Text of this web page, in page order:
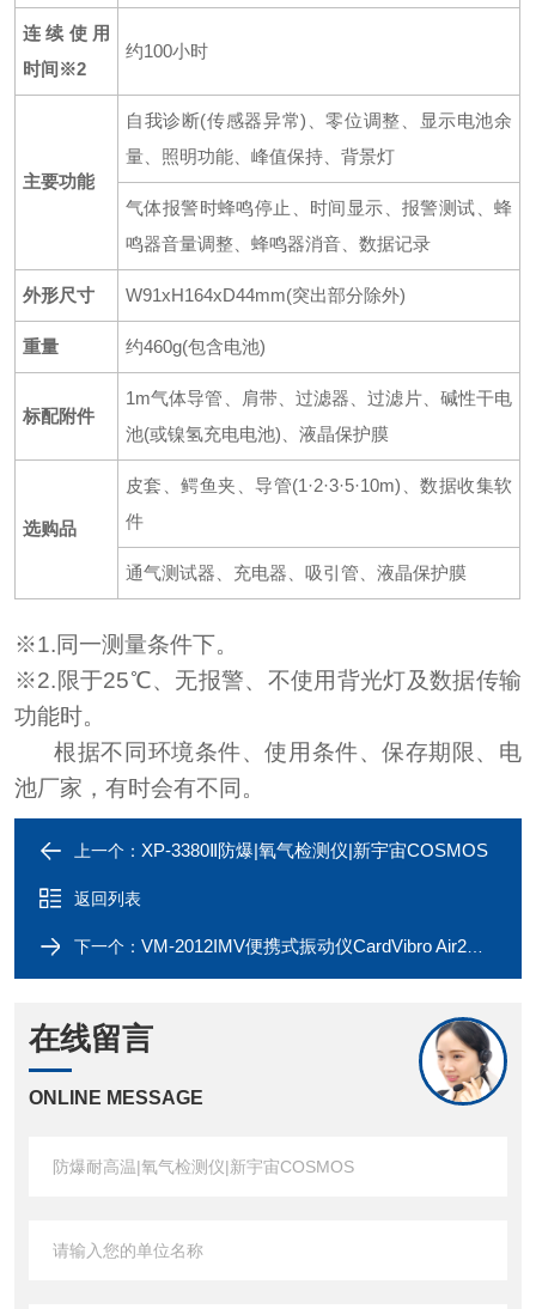
连续使用
时间※2
约100小时
主要功能
自我诊断(传感器异常)、零位调整、显示电池余
量、照明功能、峰值保持、背景灯
气体报警时蜂鸣停止、时间显示、报警测试、蜂
鸣器音量调整、蜂鸣器消音、数据记录
外形尺寸 W91xH164xD44mm(突出部分除外)
重量 约460g(包含电池)
标配附件
1m气体导管、肩带、过滤器、过滤片、碱性干电
池(或镍氢充电电池)、液晶保护膜
选购品
皮套、鳄鱼夹、导管(1·2·3·5·10m)、数据收集软
件
通气测试器、充电器、吸引管、液晶保护膜
※1.同一测量条件下。
※2.限于25℃、无报警、不使用背光灯及数据传输
功能时。
根据不同环境条件、使用条件、保存期限、电
池厂家，有时会有不同。
上一个： XP-3380Ⅱ防爆|氧气检测仪|新宇宙COSMOS
返回列表
下一个： VM-2012IMV便携式振动仪CardVibro Air2系列
在线留言
ONLINE MESSAGE